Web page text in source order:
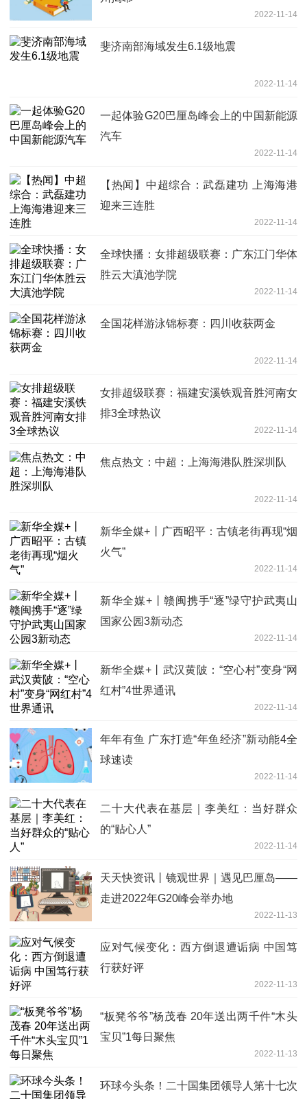
2022-11-14
斐济南部海域发生6.1级地震
2022-11-14
一起体验G20巴厘岛峰会上的中国新能源
汽车
2022-11-14
【热闻】中超综合：武磊建功 上海海港
迎来三连胜
2022-11-14
全球快播：女排超级联赛：广东江门华体
胜云大滇池学院
2022-11-14
全国花样游泳锦标赛：四川收获两金
2022-11-14
女排超级联赛：福建安溪铁观音胜河南女
排3全球热议
2022-11-14
焦点热文：中超：上海海港队胜深圳队
2022-11-14
新华全媒+丨广西昭平：古镇老街再现“烟
火气”
2022-11-14
新华全媒+丨赣闽携手“逐”绿守护武夷山
国家公园3新动态
2022-11-14
新华全媒+丨武汉黄陂：“空心村”变身“网
红村”4世界通讯
2022-11-14
年年有鱼 广东打造“年鱼经济”新动能4全
球速读
2022-11-14
二十大代表在基层｜李美红：当好群众
的“贴心人”
2022-11-14
天天快资讯丨镜观世界｜遇见巴厘岛——
走进2022年G20峰会举办地
2022-11-13
应对气候变化：西方倒退遭诟病 中国笃
行获好评
2022-11-13
“板凳爷爷”杨茂春 20年送出两千件“木头
宝贝”1每日聚焦
2022-11-13
环球今头条！二十国集团领导人第十七次